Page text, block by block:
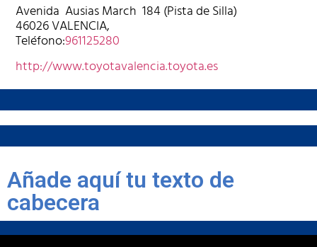
Avenida Ausias March 184 (Pista de Silla)
46026 VALENCIA,
Teléfono:961125280
http://www.toyotavalencia.toyota.es
Añade aquí tu texto de
cabecera